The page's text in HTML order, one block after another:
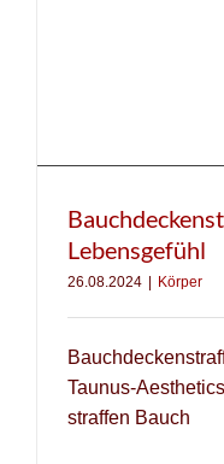
Lebensgefühl
26.08.2024 Körper
Taunus-
straffen Bauch